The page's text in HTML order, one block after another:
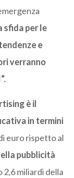
sfida per le
e
verranno
è il
in termini
euro rispetto al
pubblicità
2,6 miliardi della